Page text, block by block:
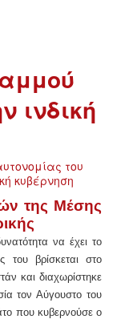
ινδική
της Μέσης
να έχει το
του βρίσκεται στο
και διαχωρίστηκε
τον Αύγουστο του
που κυβερνούσε ο